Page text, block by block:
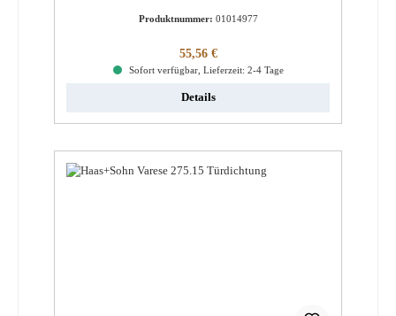
Produktnummer: 01014977
Regulärer Preis:
55,56 €
Sofort verfügbar, Lieferzeit: 2-4 Tage
Details